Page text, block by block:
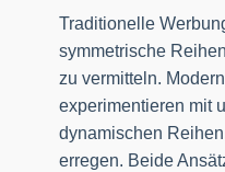
Traditionelle
symmetrische
zu vermitteln.
experimentieren mit
dynamischen
erregen. Beide